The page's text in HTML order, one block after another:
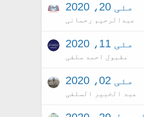
مئی 20، 2020
عبدالرحیم رحمانی
مئی 11، 2020
مقبول احمد سلفی
مئی 02، 2020
عبد الخبیر السلفی